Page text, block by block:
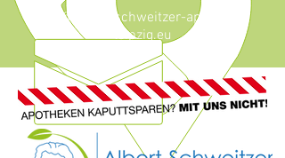
info@albert-schweitzer-apotheke-
leipzig.eu